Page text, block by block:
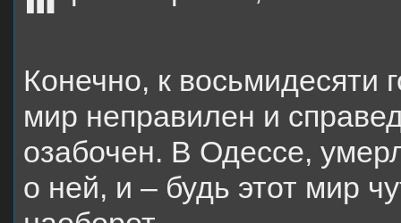
Конечно, к восьмидесяти
мир неправилен и
озабочен. В Одессе,
о ней, и – будь этот мир